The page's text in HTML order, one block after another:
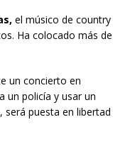
el músico de country
Ha colocado más de
un concierto en
un policía y usar un
será puesta en libertad